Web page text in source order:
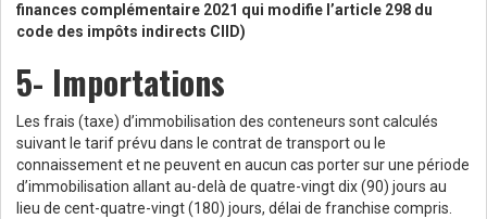
finances complémentaire 2021 qui modifie l’article 298 du
code des impôts indirects CIID)
5- Importations
Les frais (taxe) d’immobilisation des conteneurs sont calculés
suivant le tarif prévu dans le contrat de transport ou le
connaissement et ne peuvent en aucun cas porter sur une période
d’immobilisation allant au-delà de quatre-vingt dix (90) jours au
lieu de cent-quatre-vingt (180) jours, délai de franchise compris.